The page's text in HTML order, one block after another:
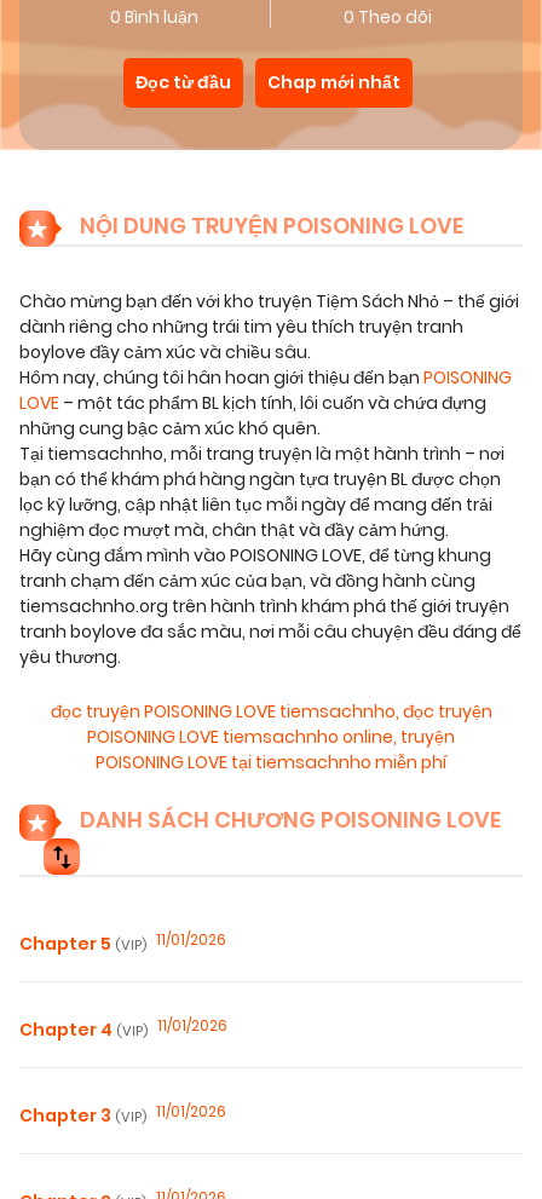
0 Bình luận 0 Theo dõi
Đọc từ đầu Chap mới nhất
NỘI DUNG TRUYỆN POISONING LOVE
Chào mừng bạn đến với kho truyện Tiệm Sách Nhỏ – thế giới
dành riêng cho những trái tim yêu thích truyện tranh
boylove đầy cảm xúc và chiều sâu.
Hôm nay, chúng tôi hân hoan giới thiệu đến bạn POISONING
LOVE – một tác phẩm BL kịch tính, lôi cuốn và chứa đựng
những cung bậc cảm xúc khó quên.
Tại tiemsachnho, mỗi trang truyện là một hành trình – nơi
bạn có thể khám phá hàng ngàn tựa truyện BL được chọn
lọc kỹ lưỡng, cập nhật liên tục mỗi ngày để mang đến trải
nghiệm đọc mượt mà, chân thật và đầy cảm hứng.
Hãy cùng đắm mình vào POISONING LOVE, để từng khung
tranh chạm đến cảm xúc của bạn, và đồng hành cùng
tiemsachnho.org trên hành trình khám phá thế giới truyện
tranh boylove đa sắc màu, nơi mỗi câu chuyện đều đáng để
yêu thương.
đọc truyện POISONING LOVE tiemsachnho, đọc truyện
POISONING LOVE tiemsachnho online, truyện
POISONING LOVE tại tiemsachnho miễn phí
DANH SÁCH CHƯƠNG POISONING LOVE
Chapter 5 (VIP) 11/01/2026
Chapter 4 (VIP) 11/01/2026
Chapter 3 (VIP) 11/01/2026